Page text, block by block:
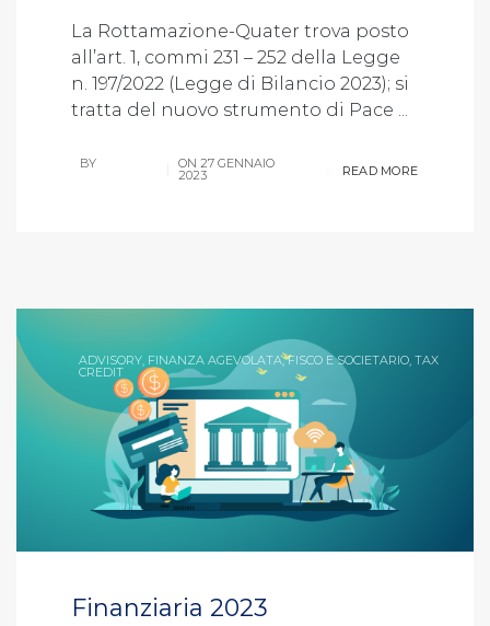
La Rottamazione-Quater trova posto
all’art. 1, commi 231 – 252 della Legge
n. 197/2022 (Legge di Bilancio 2023); si
tratta del nuovo strumento di Pace ...
BY ON 27 GENNAIO
2023 READ MORE
ADVISORY, FINANZA AGEVOLATA, FISCO E SOCIETARIO, TAX
CREDIT
Finanziaria 2023